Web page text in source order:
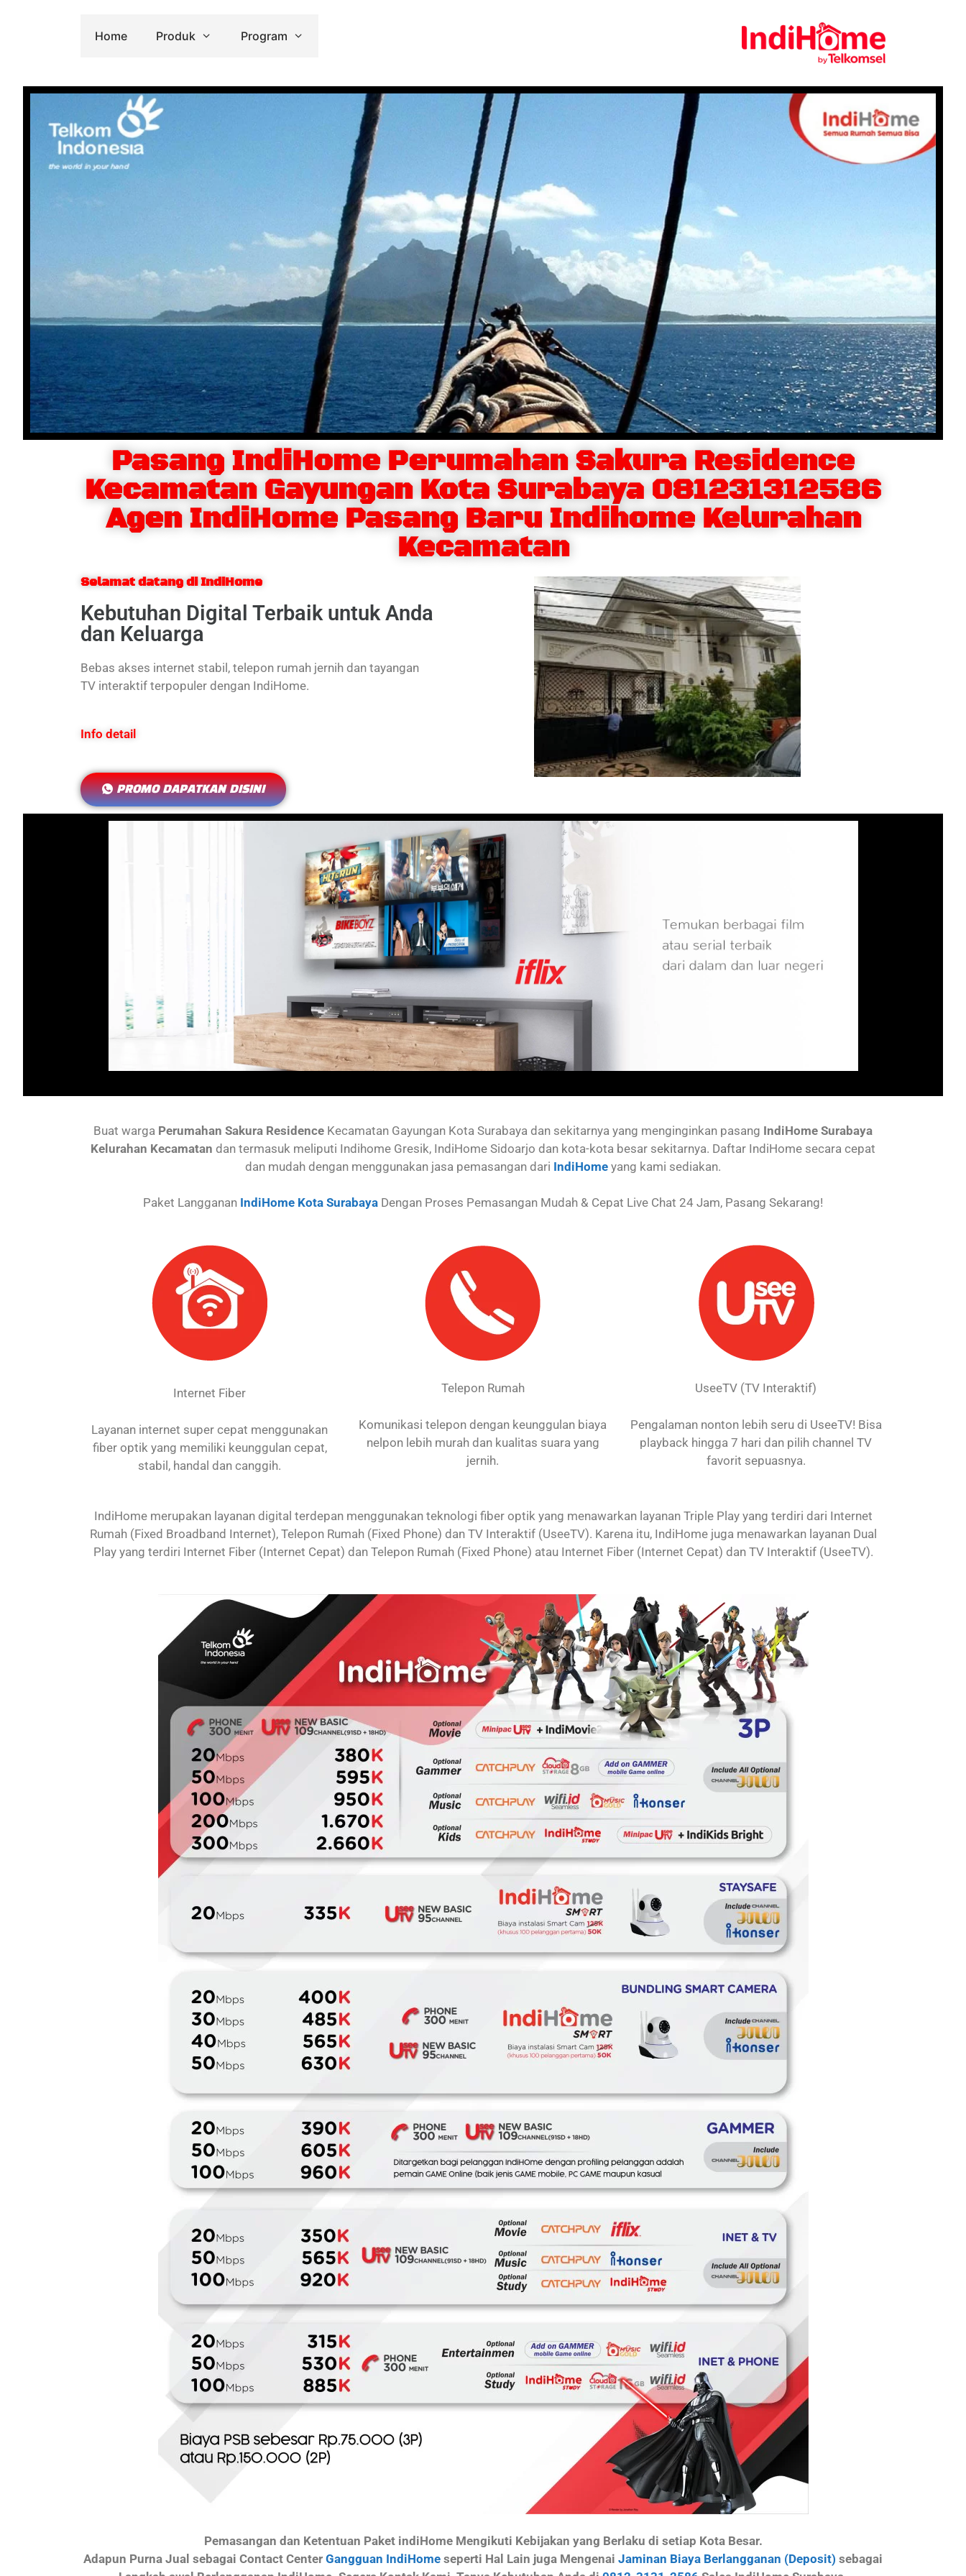
Home Produk Program
Pasang IndiHome Perumahan Sakura Residence
Kecamatan Gayungan Kota Surabaya 081231312586
Agen IndiHome Pasang Baru Indihome Kelurahan
Kecamatan
Selamat datang di IndiHome
Kebutuhan Digital Terbaik untuk Anda
dan Keluarga
Bebas akses internet stabil, telepon rumah jernih dan tayangan
TV interaktif terpopuler dengan IndiHome.
Info detail
PROMO DAPATKAN DISINI
Buat warga Perumahan Sakura Residence Kecamatan Gayungan Kota Surabaya dan sekitarnya yang menginginkan pasang IndiHome Surabaya
Kelurahan Kecamatan dan termasuk meliputi Indihome Gresik, IndiHome Sidoarjo dan kota-kota besar sekitarnya. Daftar IndiHome secara cepat
dan mudah dengan menggunakan jasa pemasangan dari IndiHome yang kami sediakan.
Paket Langganan IndiHome Kota Surabaya Dengan Proses Pemasangan Mudah & Cepat Live Chat 24 Jam, Pasang Sekarang!
Internet Fiber
Layanan internet super cepat menggunakan
fiber optik yang memiliki keunggulan cepat,
stabil, handal dan canggih.
Telepon Rumah
Komunikasi telepon dengan keunggulan biaya
nelpon lebih murah dan kualitas suara yang
jernih.
UseeTV (TV Interaktif)
Pengalaman nonton lebih seru di UseeTV! Bisa
playback hingga 7 hari dan pilih channel TV
favorit sepuasnya.
IndiHome merupakan layanan digital terdepan menggunakan teknologi fiber optik yang menawarkan layanan Triple Play yang terdiri dari Internet
Rumah (Fixed Broadband Internet), Telepon Rumah (Fixed Phone) dan TV Interaktif (UseeTV). Karena itu, IndiHome juga menawarkan layanan Dual
Play yang terdiri Internet Fiber (Internet Cepat) dan Telepon Rumah (Fixed Phone) atau Internet Fiber (Internet Cepat) dan TV Interaktif (UseeTV).
Pemasangan dan Ketentuan Paket indiHome Mengikuti Kebijakan yang Berlaku di setiap Kota Besar.
Adapun Purna Jual sebagai Contact Center Gangguan IndiHome seperti Hal Lain juga Mengenai Jaminan Biaya Berlangganan (Deposit) sebagai